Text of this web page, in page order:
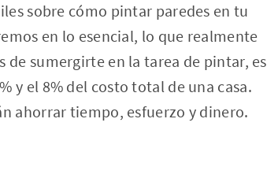
sobre cómo pintar paredes en tu
en lo esencial, lo que realmente
de sumergirte en la tarea de pintar, es
y el 8% del costo total de una casa.
ahorrar tiempo, esfuerzo y dinero.